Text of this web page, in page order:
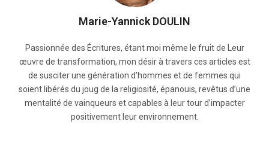
Marie-Yannick DOULIN
Passionnée des Écritures, étant moi même le fruit de Leur
œuvre de transformation, mon désir à travers ces articles est
de susciter une génération d’hommes et de femmes qui
soient libérés du joug de la religiosité, épanouis, revêtus d’une
mentalité de vainqueurs et capables à leur tour d’impacter
positivement leur environnement.